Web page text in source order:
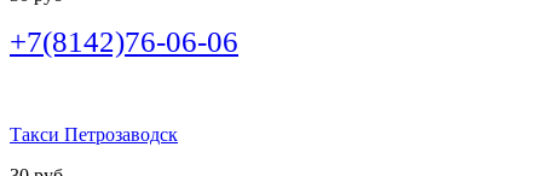
+7(8142)76-06-06
Такси Петрозаводск